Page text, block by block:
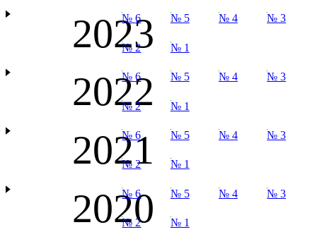
2023
№ 6 № 5 № 4 № 3
№ 2 № 1
2022
№ 6 № 5 № 4 № 3
№ 2 № 1
2021
№ 6 № 5 № 4 № 3
№ 2 № 1
2020
№ 6 № 5 № 4 № 3
№ 2 № 1